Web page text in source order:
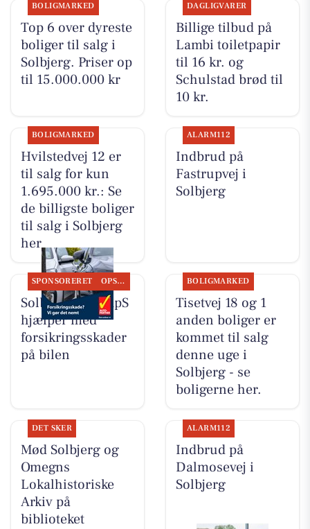
BOLIGMARKED
Top 6 over dyreste
boliger til salg i
Solbjerg. Priser op
til 15.000.000 kr
DAGLIGVARER
Billige tilbud på
Lambi toiletpapir
til 16 kr. og
Schulstad brød til
10 kr.
BOLIGMARKED
Hvilstedvej 12 er
til salg for kun
1.695.000 kr.: Se
de billigste boliger
til salg i Solbjerg
her
ALARM112
Indbrud på
Fastrupvej i
Solbjerg
SPONSORERET OPSLAGSTAVLEN
Solbjerg Biler ApS
hjælper med
forsikringsskader
på bilen
BOLIGMARKED
Tisetvej 18 og 1
anden boliger er
kommet til salg
denne uge i
Solbjerg - se
boligerne her.
DET SKER
Mød Solbjerg og
Omegns
Lokalhistoriske
Arkiv på
biblioteket
ALARM112
Indbrud på
Dalmosevej i
Solbjerg